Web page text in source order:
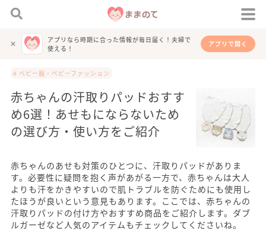
アプリなら時期に合った情報が毎日届く！夫婦で
使える！
アプリで開く
# ベビー服・ベビーファッション
赤ちゃんの汗取りパッドおすす
め6選！あせもにならないため
の選び方・使い方をご紹介
赤ちゃんのあせも対策のひとつに、汗取りパッドがありま
す。必要性に疑問を抱く声があがる一方で、赤ちゃんは大人
よりも汗をかきやすいので肌トラブルを防ぐためにも使用し
たほうが良いという意見もあります。ここでは、赤ちゃんの
汗取りパッドの付け方やおすすめ商品をご紹介します。ダブ
ルガーゼなど人気のアイテムもチェックしてくださいね。